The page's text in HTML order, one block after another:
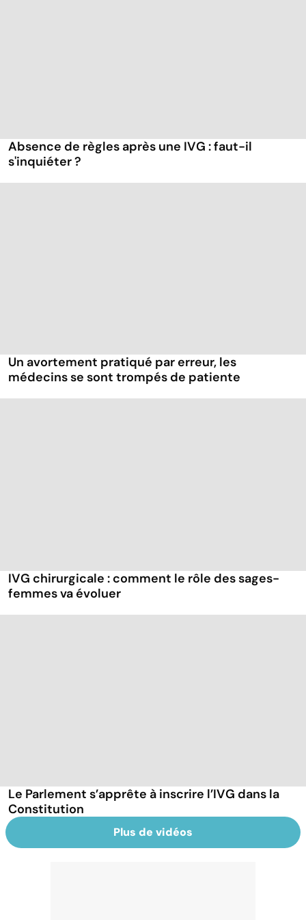
Absence de règles après une IVG : faut-il
s'inquiéter ?
Un avortement pratiqué par erreur, les
médecins se sont trompés de patiente
IVG chirurgicale : comment le rôle des sages-
femmes va évoluer
Le Parlement s’apprête à inscrire l’IVG dans la
Constitution
Plus de vidéos